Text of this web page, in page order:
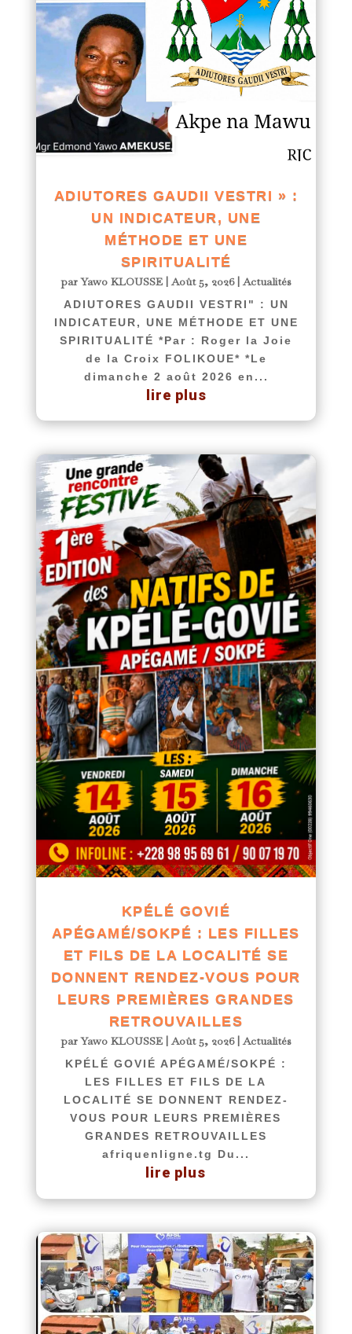
ADIUTORES GAUDII VESTRI » :
UN INDICATEUR, UNE
MÉTHODE ET UNE
SPIRITUALITÉ
parYawo KLOUSSE|Août 5, 2026|Actualités
ADIUTORES GAUDII VESTRI" : UN
INDICATEUR, UNE MÉTHODE ET UNE
SPIRITUALITÉ *Par : Roger la Joie
de la Croix FOLIKOUE* *Le
dimanche 2 août 2026 en...
lire plus
KPÉLÉ GOVIÉ
APÉGAMÉ/SOKPÉ : LES FILLES
ET FILS DE LA LOCALITÉ SE
DONNENT RENDEZ-VOUS POUR
LEURS PREMIÈRES GRANDES
RETROUVAILLES
parYawo KLOUSSE|Août 5, 2026|Actualités
KPÉLÉ GOVIÉ APÉGAMÉ/SOKPÉ :
LES FILLES ET FILS DE LA
LOCALITÉ SE DONNENT RENDEZ-
VOUS POUR LEURS PREMIÈRES
GRANDES RETROUVAILLES
afriquenligne.tg Du...
lire plus